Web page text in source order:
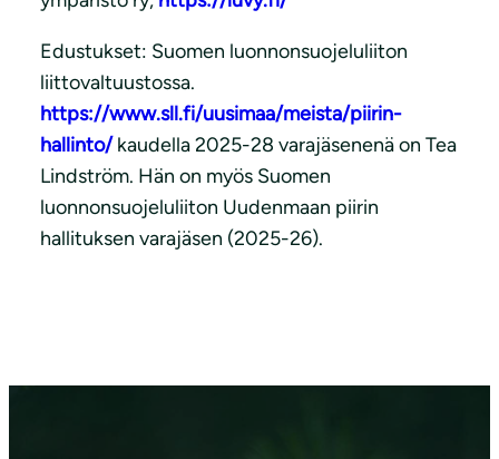
Edustukset: Suomen luonnonsuojeluliiton
liittovaltuustossa.
https://www.sll.fi/uusimaa/meista/piirin-
hallinto/kaudella 2025-28 varajäsenenä on Tea
Lindström. Hän on myös Suomen
luonnonsuojeluliiton Uudenmaan piirin
hallituksen varajäsen (2025-26).